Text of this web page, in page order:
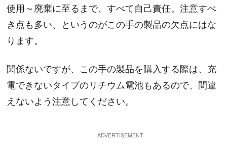
使用～廃棄に至るまで、すべて自己責任。注意すべ
き点も多い、というのがこの手の製品の欠点にはな
ります。
関係ないですが、この手の製品を購入する際は、充
電できないタイプのリチウム電池もあるので、間違
えないよう注意してください。